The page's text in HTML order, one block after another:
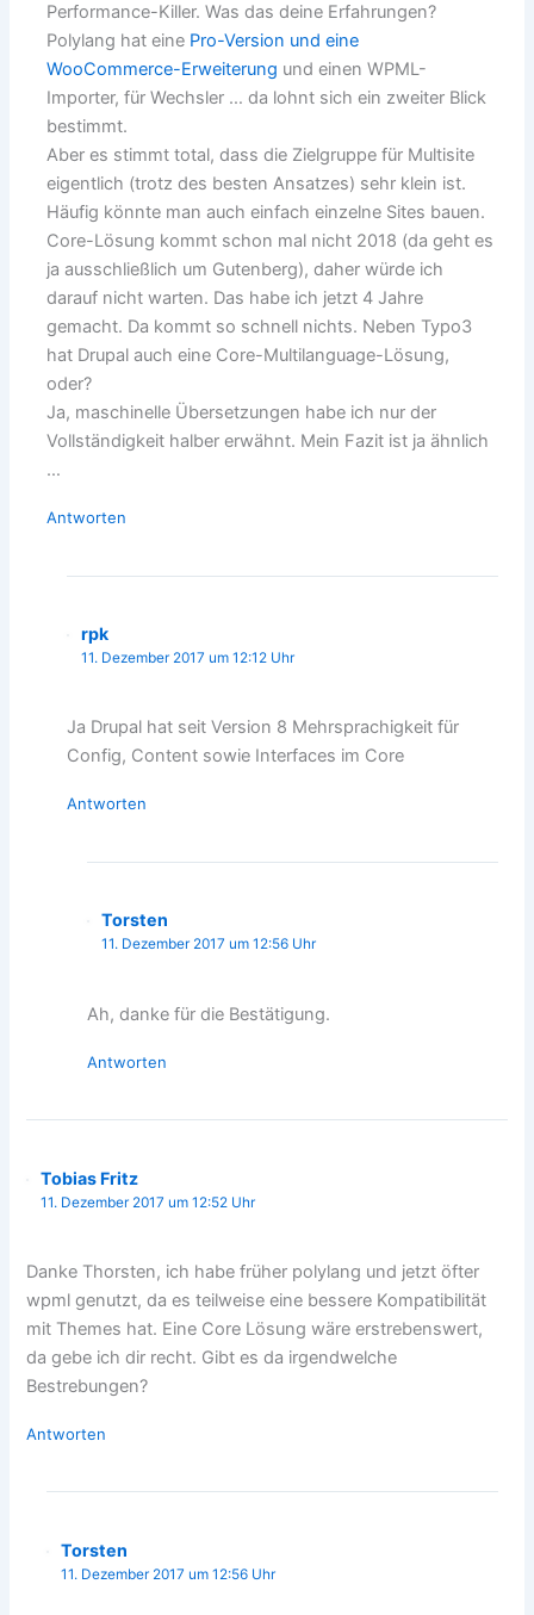
Performance-Killer. Was das deine Erfahrungen?
Polylang hat eine Pro-Version und eine
WooCommerce-Erweiterung und einen WPML-
Importer, für Wechsler … da lohnt sich ein zweiter Blick
bestimmt.
Aber es stimmt total, dass die Zielgruppe für Multisite
eigentlich (trotz des besten Ansatzes) sehr klein ist.
Häufig könnte man auch einfach einzelne Sites bauen.
Core-Lösung kommt schon mal nicht 2018 (da geht es
ja ausschließlich um Gutenberg), daher würde ich
darauf nicht warten. Das habe ich jetzt 4 Jahre
gemacht. Da kommt so schnell nichts. Neben Typo3
hat Drupal auch eine Core-Multilanguage-Lösung,
oder?
Ja, maschinelle Übersetzungen habe ich nur der
Vollständigkeit halber erwähnt. Mein Fazit ist ja ähnlich
…
Antworten
rpk
11. Dezember 2017 um 12:12 Uhr
Ja Drupal hat seit Version 8 Mehrsprachigkeit für
Config, Content sowie Interfaces im Core
Antworten
Torsten
11. Dezember 2017 um 12:56 Uhr
Ah, danke für die Bestätigung.
Antworten
Tobias Fritz
11. Dezember 2017 um 12:52 Uhr
Danke Thorsten, ich habe früher polylang und jetzt öfter
wpml genutzt, da es teilweise eine bessere Kompatibilität
mit Themes hat. Eine Core Lösung wäre erstrebenswert,
da gebe ich dir recht. Gibt es da irgendwelche
Bestrebungen?
Antworten
Torsten
11. Dezember 2017 um 12:56 Uhr